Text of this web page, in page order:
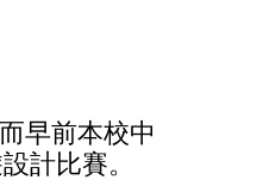
早前本校中
計比賽。